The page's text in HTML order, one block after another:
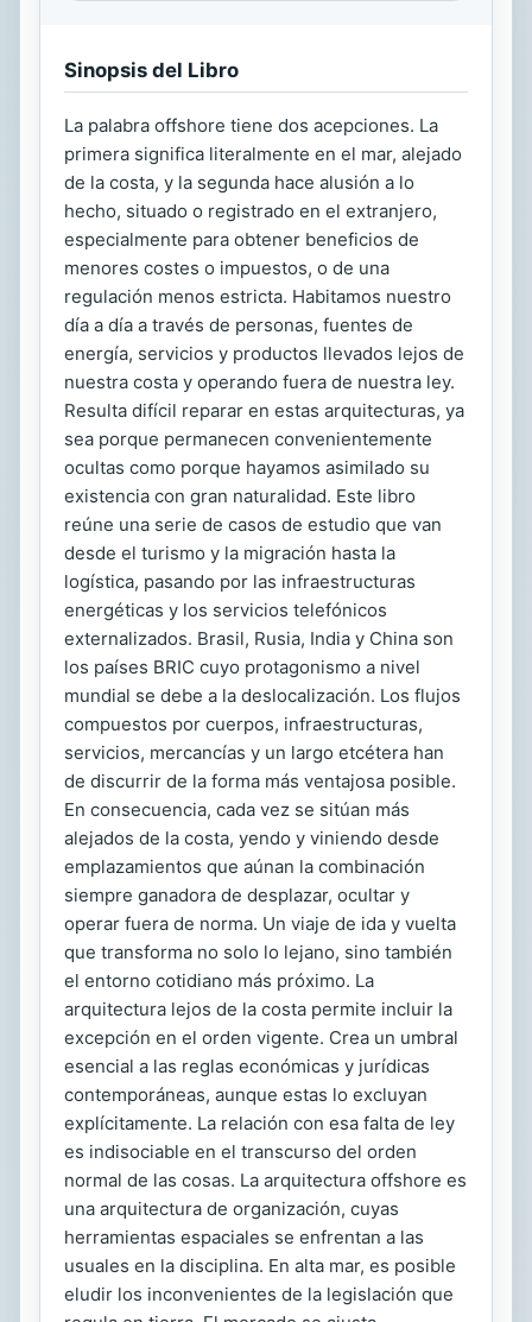
Sinopsis del Libro
La palabra offshore tiene dos acepciones. La
primera significa literalmente en el mar, alejado
de la costa, y la segunda hace alusión a lo
hecho, situado o registrado en el extranjero,
especialmente para obtener beneficios de
menores costes o impuestos, o de una
regulación menos estricta. Habitamos nuestro
día a día a través de personas, fuentes de
energía, servicios y productos llevados lejos de
nuestra costa y operando fuera de nuestra ley.
Resulta difícil reparar en estas arquitecturas, ya
sea porque permanecen convenientemente
ocultas como porque hayamos asimilado su
existencia con gran naturalidad. Este libro
reúne una serie de casos de estudio que van
desde el turismo y la migración hasta la
logística, pasando por las infraestructuras
energéticas y los servicios telefónicos
externalizados. Brasil, Rusia, India y China son
los países BRIC cuyo protagonismo a nivel
mundial se debe a la deslocalización. Los flujos
compuestos por cuerpos, infraestructuras,
servicios, mercancías y un largo etcétera han
de discurrir de la forma más ventajosa posible.
En consecuencia, cada vez se sitúan más
alejados de la costa, yendo y viniendo desde
emplazamientos que aúnan la combinación
siempre ganadora de desplazar, ocultar y
operar fuera de norma. Un viaje de ida y vuelta
que transforma no solo lo lejano, sino también
el entorno cotidiano más próximo. La
arquitectura lejos de la costa permite incluir la
excepción en el orden vigente. Crea un umbral
esencial a las reglas económicas y jurídicas
contemporáneas, aunque estas lo excluyan
explícitamente. La relación con esa falta de ley
es indisociable en el transcurso del orden
normal de las cosas. La arquitectura offshore es
una arquitectura de organización, cuyas
herramientas espaciales se enfrentan a las
usuales en la disciplina. En alta mar, es posible
eludir los inconvenientes de la legislación que